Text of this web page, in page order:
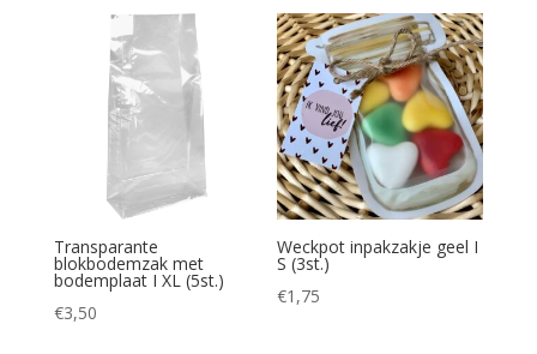
Transparante
blokbodemzak met
bodemplaat I XL (5st.)
€3,50
Weckpot inpakzakje geel I
S (3st.)
€1,75